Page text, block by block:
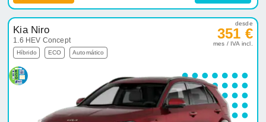
Kia Niro
1.6 HEV Concept
Híbrido ECO Automático
desde
351 €
mes / IVA incl.